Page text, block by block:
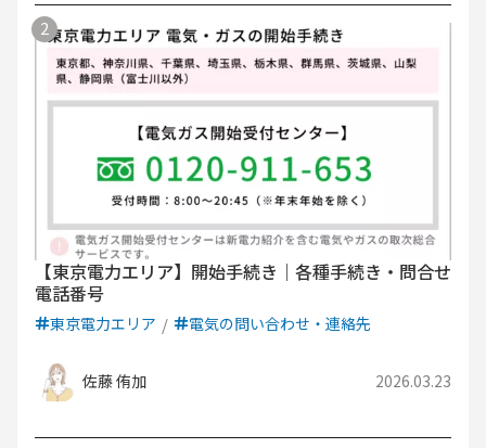
【東京電力エリア】開始手続き｜各種手続き・問合せ
電話番号
東京電力エリア 電気の問い合わせ・連絡先
佐藤 侑加 2026.03.23